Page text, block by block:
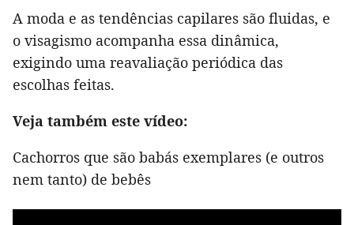
A moda e as tendências capilares são fluidas, e
o visagismo acompanha essa dinâmica,
exigindo uma reavaliação periódica das
escolhas feitas.
Veja também este vídeo:
Cachorros que são babás exemplares (e outros
nem tanto) de bebês